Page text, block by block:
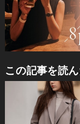
この記事を読